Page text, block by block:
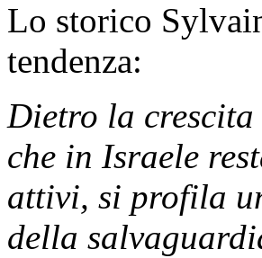
Lo storico
tendenza:
Dietro la crescita
che in Israele
attivi, si profila
della